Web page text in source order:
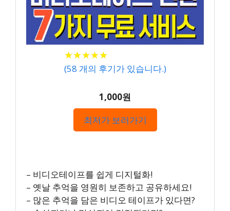
★★★★★
★★★★★
(58 개의 후기가 있습니다.)
1,000원
최저가 보러가기
– 비디오테이프를 쉽게 디지털화!
– 옛날 추억을 영원히 보존하고 공유하세요!
– 많은 추억을 담은 비디오 테이프가 있다면?